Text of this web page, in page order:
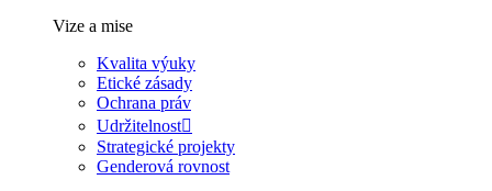
Vize a mise
Kvalita výuky
Etické zásady
Ochrana práv
Udržitelnost
Strategické projekty
Genderová rovnost